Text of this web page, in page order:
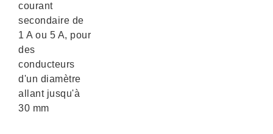
courant
secondaire de
1 A ou 5 A, pour
des
conducteurs
d'un diamètre
allant jusqu'à
30 mm